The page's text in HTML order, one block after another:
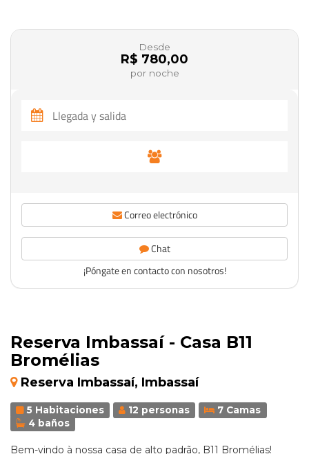
Reserva Imbassaí - Casa B11
Bromélias
Reserva Imbassaí, Imbassaí
5 Habitaciones 12 personas
7 Camas
4 baños
Bem-vindo à nossa casa de alto padrão, B11 Bromélias!
Desde
R$ 780,00
por noche
Correo electrónico
Chat
¡Póngate en contacto con nosotros!